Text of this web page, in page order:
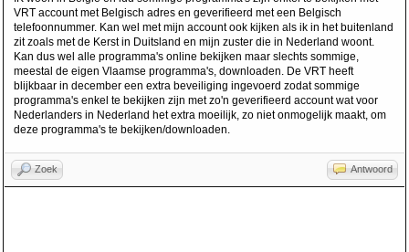
VRT account met Belgisch adres en geverifieerd met een Belgisch
telefoonnummer. Kan wel met mijn account ook kijken als ik in het buitenland
zit zoals met de Kerst in Duitsland en mijn zuster die in Nederland woont.
Kan dus wel alle programma's online bekijken maar slechts sommige,
meestal de eigen Vlaamse programma's, downloaden. De VRT heeft
blijkbaar in december een extra beveiliging ingevoerd zodat sommige
programma's enkel te bekijken zijn met zo'n geverifieerd account wat voor
Nederlanders in Nederland het extra moeilijk, zo niet onmogelijk maakt, om
deze programma's te bekijken/downloaden.
Zoek Antwoord